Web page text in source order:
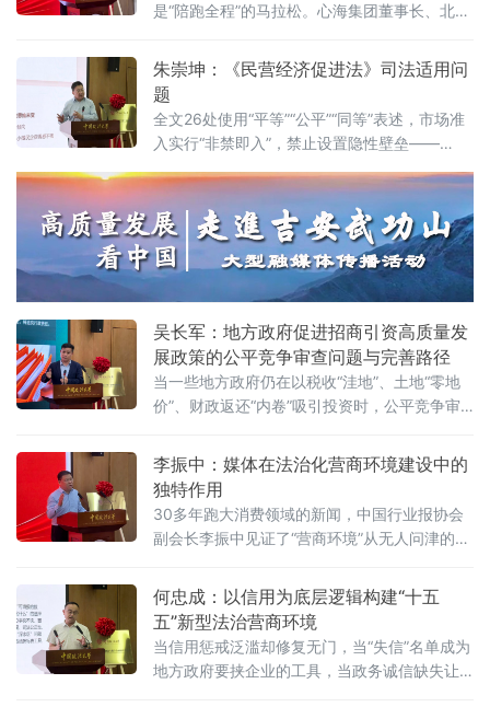
践者，更是连接政府、市场与司法的法治纽
法治化水
是“陪跑全程”的马拉松。心海集团董事长、北京
行会长鲍世超6月7日在中国政法大学法治化营
商环境建设与数字金融研究中心揭牌仪式既同
期举办的“法治筑基、商业有序——地方政府促
进招商引资和高质量发展路径”法治化营商环境
建设（公益）大讲堂2026首期活动上，以企业
家视角道出法治化营商环境的真谛：“一个
朱崇坤：《民营经济促进法》司法适用问
题
全文26处使用“平等”“公平”“同等”表述，市场准
入实行“非禁即入”，禁止设置隐性壁垒——
经济促进法》被寄予厚望。然而，北京企业法
治与发展研究会副会长朱崇坤6月7日在中国政
法大学法治化营商环境建设与数字金融研究中
心揭牌仪式既同期举办的“法治筑基、商业有序
——地方政府促进招商引资和高质量发展路
吴长军：地方政府促进招商引资高质量发
展政策的公平竞争审查问题与完善路径
当一些地方政府仍在以税收“洼地”、土地“零地
价”、财政返还“内卷”吸引投资时，公平竞争审
例》施行近两年来，为何部分地区仍屡屡出
现“超国民待遇”补贴、隐性地方保护、跨区域恶
性竞争？北京物资学院法学院院长吴长军6月7
日在中国政法大学法治化营商环境建设与数字
金融研究中心揭牌仪式既同期举办的“法治筑
李振中：媒体在法治化营商环境建设中的
独特作用
30多年跑大消费领域的新闻，中国行业报协会
副会长李振中见证了“营商环境”从无人问津的模
国政法大学法治化营商环境建设与数字金融研
究中心揭牌仪式既同期举办的“法治筑基、商业
有序——地方政府促进招商引资和高质量发展
路径”法治化营商环境建设（公益）大讲堂2026
首期活动上，李振中以媒体人视角直言：法治
何忠成：以信用为底层逻辑构建“十五
五”新型法治营商环境
当信用惩戒泛滥却修复无门，当“失信”名单成为
地方政府要挟企业的工具，当政务诚信缺失让